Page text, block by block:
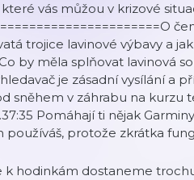
vás můžou v krizové
trojice lavinové výbavy a
by měla splňovat lavinová
je zásadní vysílání a
sněhem v záhrabu na kurzu
Pomáhají ti nějak
používáš, protože zkrátka
k hodinkám dostaneme